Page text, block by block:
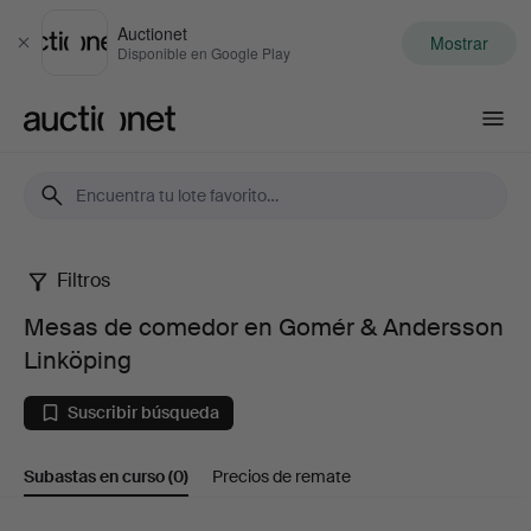
Cerrar
Auctionet
Disponible en Google Play Mostrar
Mesas
de
comedor
en
Filtros
Mesas de comedor en Gomér & Andersson
Linköping
Suscribir búsqueda
Subastas en curso(0) Precios de remate